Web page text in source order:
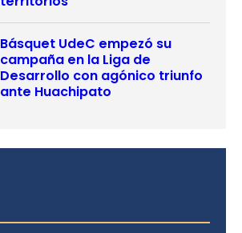
Básquet UdeC empezó su
campaña en la Liga de
Desarrollo con agónico triunfo
ante Huachipato